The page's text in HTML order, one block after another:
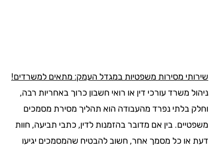
מסירות משפטיות במגדל העמק: מתאים למשרדים!
משרד עורכי דין או רואי חשבון כרוך באחריות רבה,
בלתי נפרד מהעבודה הוא תהליך מסירת מסמכים
בין אם מדובר בהזמנות לדין, כתבי תביעה, חוות
או כל מסמך אחר, חשוב להבטיח שהמסמכים יגיעו